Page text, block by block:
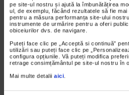
pe site-ul nostru și ajută la îmbunătățirea
ul, de exemplu, făcând rezultatele să fie
pentru a măsura performanța site-ului
instrumente de urmărire pentru a oferi
obiceiurilor dvs. de navigare.
Puteți face clic pe „Acceptă si continuă”
utilizări sau puteți face clic pe
configura opțiunile. Vă puteți modifica
retrage consimțământul pe site-ul nostru în
Mai multe detalii aici
ARTELE SPECTACOLULUI